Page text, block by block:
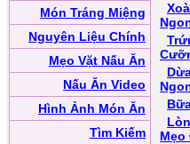
Món Tráng Miệng
Nguyên Liệu Chính
Mẹo Vặt Nấu Ăn
Nấu Ăn Video
Hình Ảnh Món Ăn
Tìm Kiếm
Mẹo